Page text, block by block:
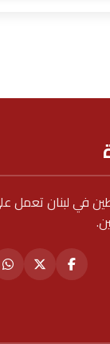
في لبنان تعمل